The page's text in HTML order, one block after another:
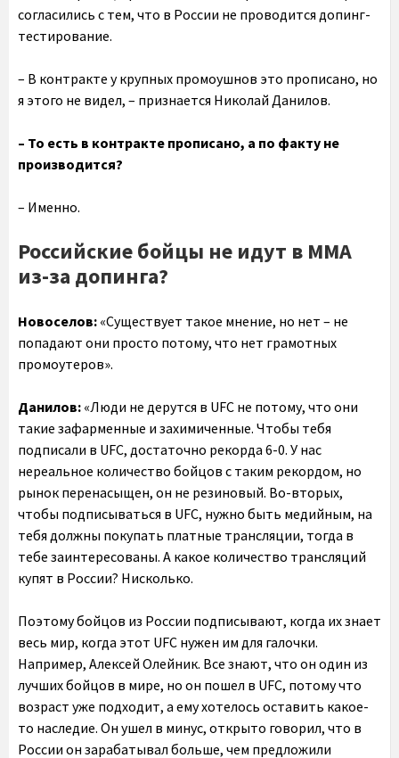
согласились с тем, что в России не проводится допинг-
тестирование.
– В контракте у крупных промоушнов это прописано, но
я этого не видел, – признается Николай Данилов.
– То есть в контракте прописано, а по факту не
производится?
– Именно.
Российские бойцы не идут в ММА
из-за допинга?
Новоселов: «Существует такое мнение, но нет – не
попадают они просто потому, что нет грамотных
промоутеров».
Данилов: «Люди не дерутся в UFC не потому, что они
такие зафарменные и захимиченные. Чтобы тебя
подписали в UFC, достаточно рекорда 6-0. У нас
нереальное количество бойцов с таким рекордом, но
рынок перенасыщен, он не резиновый. Во-вторых,
чтобы подписываться в UFC, нужно быть медийным, на
тебя должны покупать платные трансляции, тогда в
тебе заинтересованы. А какое количество трансляций
купят в России? Нисколько.
Поэтому бойцов из России подписывают, когда их знает
весь мир, когда этот UFC нужен им для галочки.
Например, Алексей Олейник. Все знают, что он один из
лучших бойцов в мире, но он пошел в UFC, потому что
возраст уже подходит, а ему хотелось оставить какое-
то наследие. Он ушел в минус, открыто говорил, что в
России он зарабатывал больше, чем предложили